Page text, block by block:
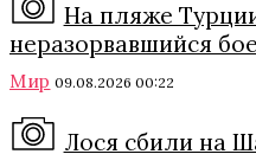
На пляже
неразорвавшийся
Мир 09.08.2026 00:22
Лося сбили на